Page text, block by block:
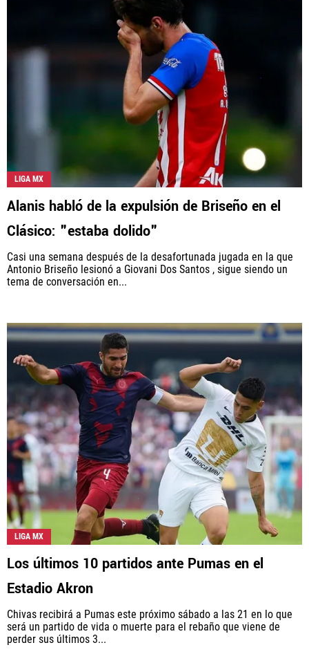
LIGA MX
Alanis habló de la expulsión de Briseño en el
Clásico: "estaba dolido"
Casi una semana después de la desafortunada jugada en la que
Antonio Briseño lesionó a Giovani Dos Santos , sigue siendo un
tema de conversación en...
LIGA MX
Los últimos 10 partidos ante Pumas en el
Estadio Akron
Chivas recibirá a Pumas este próximo sábado a las 21 en lo que
será un partido de vida o muerte para el rebaño que viene de
perder sus últimos 3...